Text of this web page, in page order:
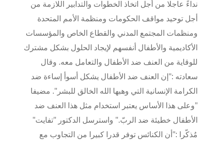
نداءً عاجلا من أجل اتخاذ الخطوات والتدابير اللازمة من
أجل توحيد مواقف الحكومات ومنظمة الأمم المتحدة
ومنظمات المجتمع المدني والقطاع الخاص والمؤسسات
الأكاديمية والأطفال أنفسهم لإيجاد الحلول بشكل مشترك
للوقاية من العنف ضد الأطفال والتعامل معه. وقال
سعادته :"إن العنف ضد الأطفال يشكل أسوأ إساءة ضد
الكرامة الإنسانية التي وهبها الله الخالق للبشر". مضيفا
"وعلى هذا الأساس يعتبر استخدام مثل هذا العنف ضد
الأطفال خطيئة ضد الربّ." واسترسل الدكتور "تفايت"
مُذكّرا :"أن الكنائس توفر قدرا كبيرا من التجاوب مع